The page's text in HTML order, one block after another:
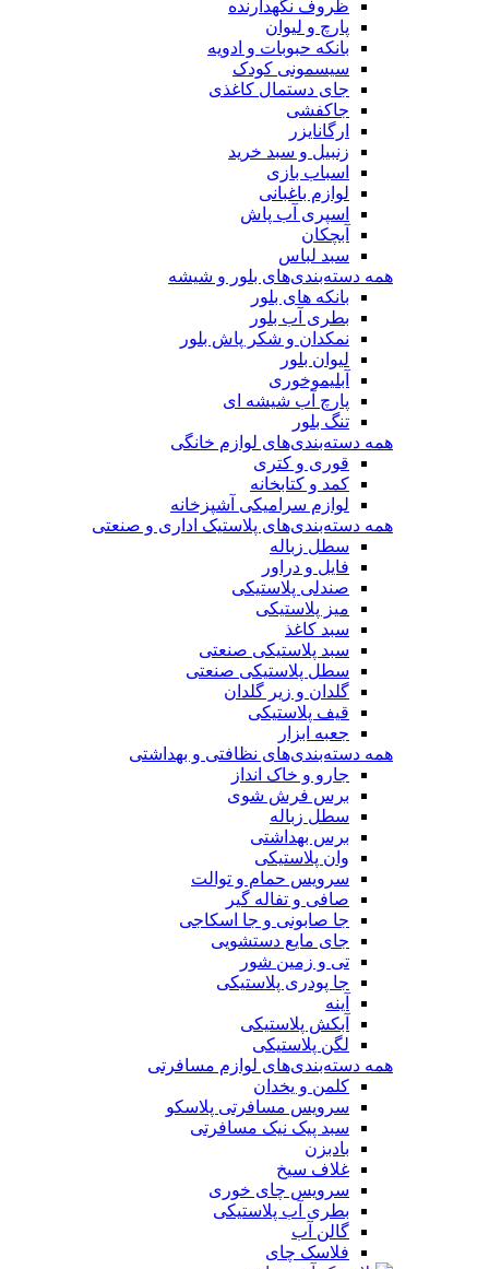
ظروف نگهدارنده
پارچ و لیوان
بانکه حبوبات و ادویه
سیسمونی کودک
جای دستمال کاغذی
جاکفشی
ارگانایزر
زنبیل و سبد خرید
اسباب بازی
لوازم باغبانی
اسپری آب پاش
آبچکان
سبد لباس
همه دسته‌بندی‌های بلور و شیشه
بانکه های بلور
بطری آب بلور
نمکدان و شکر پاش بلور
لیوان بلور
آبلیموخوری
پارچ آب شیشه ای
تنگ بلور
همه دسته‌بندی‌های لوازم خانگی
قوری و کتری
کمد و کتابخانه
لوازم سرامیکی آشپزخانه
همه دسته‌بندی‌های پلاستیک اداری و صنعتی
سطل زباله
فایل و دراور
صندلی پلاستیکی
میز پلاستیکی
سبد کاغذ
سبد پلاستیکی صنعتی
سطل پلاستیکی صنعتی
گلدان و زیر گلدان
قیف پلاستیکی
جعبه ابزار
همه دسته‌بندی‌های نظافتی و بهداشتی
جارو و خاک انداز
برس فرش شوی
سطل زباله
برس بهداشتی
وان پلاستیکی
سرویس حمام و توالت
صافی و تفاله گیر
جا صابونی و جا اسکاجی
جای مایع دستشویی
تی و زمین شور
جا پودری پلاستیکی
آینه
آبکش پلاستیکی
لگن پلاستیکی
همه دسته‌بندی‌های لوازم مسافرتی
کلمن و یخدان
سرویس مسافرتی پلاسکو
سبد پیک نیک مسافرتی
بادبزن
غلاف سیخ
سرویس چای خوری
بطری آب پلاستیکی
گالن آب
فلاسک چای